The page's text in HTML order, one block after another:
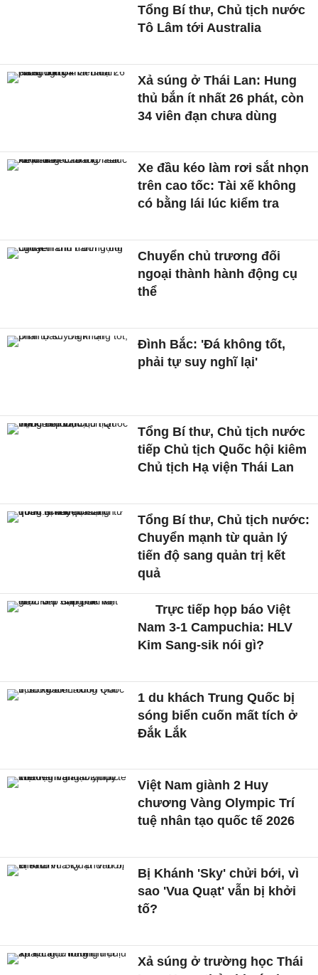
Tổng Bí thư, Chủ tịch nước
Tô Lâm tới Australia
Xả súng ở Thái Lan: Hung
thủ bắn ít nhất 26 phát, còn
34 viên đạn chưa dùng
Xe đầu kéo làm rơi sắt nhọn
trên cao tốc: Tài xế không
có bằng lái lúc kiểm tra
Chuyển chủ trương đối
ngoại thành hành động cụ
thể
Đình Bắc: 'Đá không tốt,
phải tự suy nghĩ lại'
Tổng Bí thư, Chủ tịch nước
tiếp Chủ tịch Quốc hội kiêm
Chủ tịch Hạ viện Thái Lan
Tổng Bí thư, Chủ tịch nước:
Chuyển mạnh từ quản lý
tiến độ sang quản trị kết
quả
Trực tiếp họp báo Việt
Nam 3-1 Campuchia: HLV
Kim Sang-sik nói gì?
1 du khách Trung Quốc bị
sóng biển cuốn mất tích ở
Đắk Lắk
Việt Nam giành 2 Huy
chương Vàng Olympic Trí
tuệ nhân tạo quốc tế 2026
Bị Khánh 'Sky' chửi bới, vì
sao 'Vua Quạt' vẫn bị khởi
tố?
Xả súng ở trường học Thái